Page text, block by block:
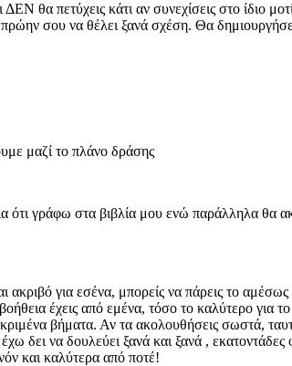
θα πετύχεις κάτι αν συνεχίσεις στο ίδιο
σου να θέλει ξανά σχέση. Θα
μαζί το πλάνο δράσης
ότι γράφω στα βιβλία μου ενώ παράλληλα θα
για εσένα, μπορείς να πάρεις το
έχεις από εμένα, τόσο το καλύτερο για
βήματα. Αν τα ακολουθήσεις σωστά,
δει να δουλεύει ξανά και ξανά , εκατοντάδες
και καλύτερα από ποτέ!